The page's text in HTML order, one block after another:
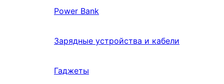
Power Bank
Зарядные устройства и кабели
Гаджеты